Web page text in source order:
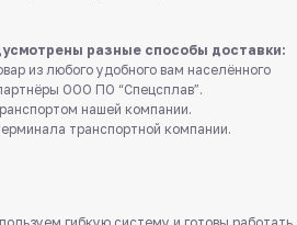
разные способы доставки:
из любого удобного вам населённого
ООО ПО “Спецсплав”.
нашей компании.
транспортной компании.